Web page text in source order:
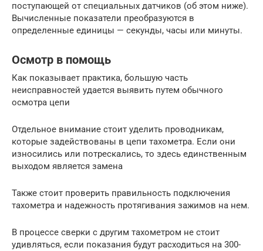
поступающей от специальных датчиков (об этом ниже).
Вычисленные показатели преобразуются в
определенные единицы — секунды, часы или минуты.
Осмотр в помощь
Как показывает практика, большую часть
неисправностей удается выявить путем обычного
осмотра цепи
Отдельное внимание стоит уделить проводникам,
которые задействованы в цепи тахометра. Если они
износились или потрескались, то здесь единственным
выходом является замена
Также стоит проверить правильность подключения
тахометра и надежность протягивания зажимов на нем.
В процессе сверки с другим тахометром не стоит
удивляться, если показания будут расходиться на 300-